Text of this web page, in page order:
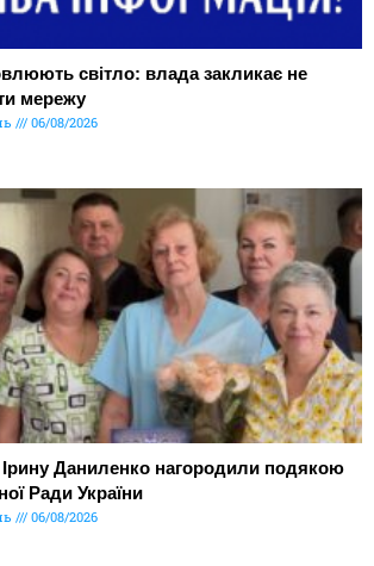
світло: влада закликає не
мережу
06/08/2026
Ірину Даниленко нагородили подякою
Ради України
06/08/2026